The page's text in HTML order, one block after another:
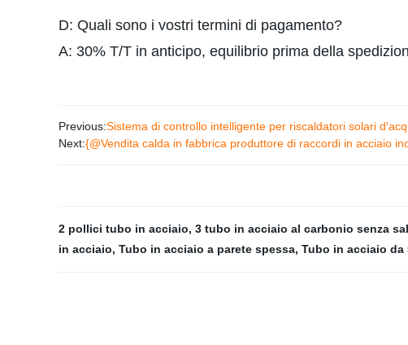
D: Quali sono i vostri termini di pagamento?
A: 30% T/T in anticipo, equilibrio prima della
Previous:Sistema di controllo intelligente per riscaldatori solari
Next:{@Vendita calda in fabbrica produttore di raccordi in acciaio
2 pollici tubo in acciaio, 3 tubo in acciaio al carbonio senza
in acciaio, Tubo in acciaio a parete spessa, Tubo in acciaio da